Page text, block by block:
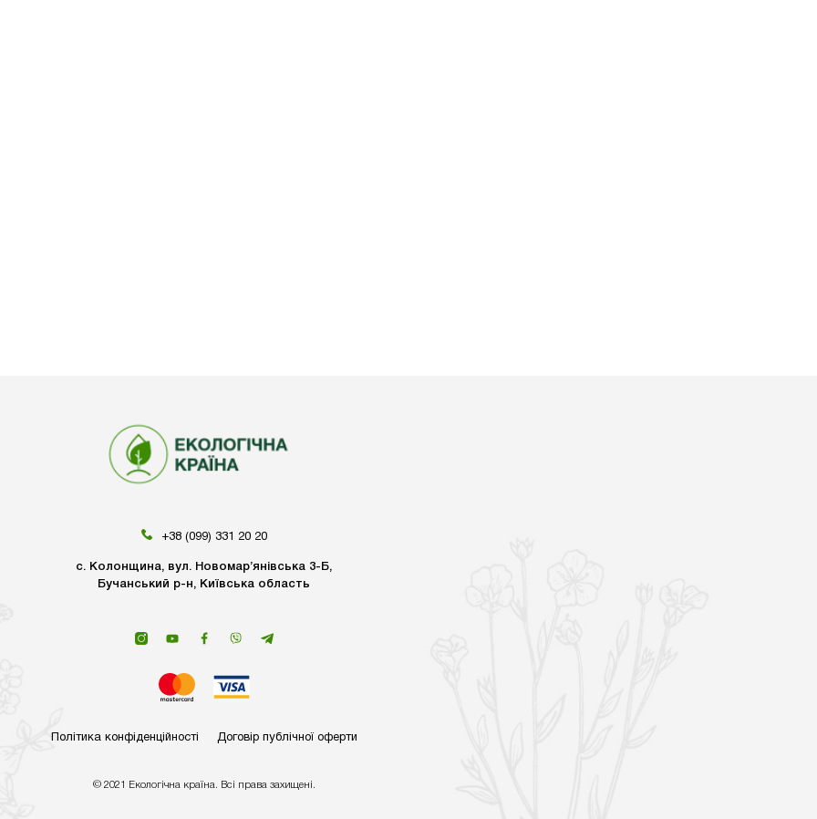
+38 (099) 331 20 20
с. Колонщина, вул. Новомар’янівська 3-Б,
Бучанський р-н, Київська область
Політика конфіденційності Договір публічної оферти
© 2021 Екологічна країна. Всі права захищені.